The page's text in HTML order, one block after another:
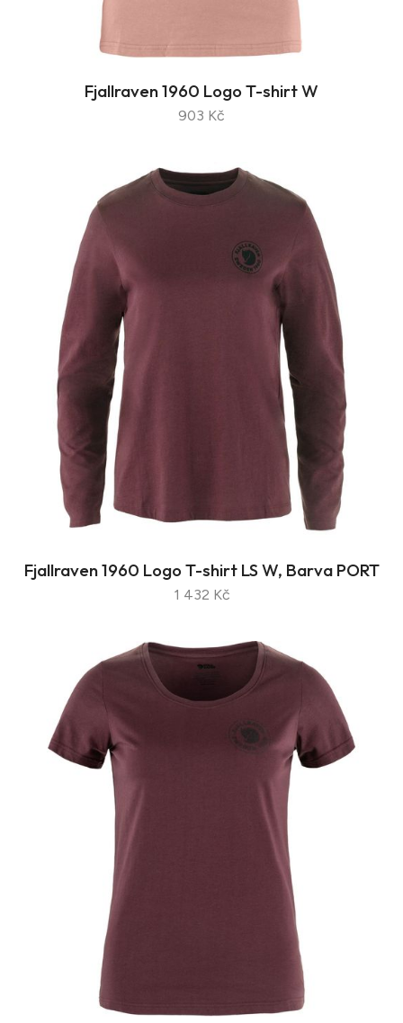
Fjallraven 1960 Logo T-shirt W
903 Kč
Fjallraven 1960 Logo T-shirt LS W, Barva PORT
1 432 Kč